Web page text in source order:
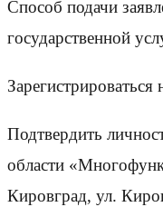
Способ подачи
государственной
Подтвердить
области
Кировград, ул.